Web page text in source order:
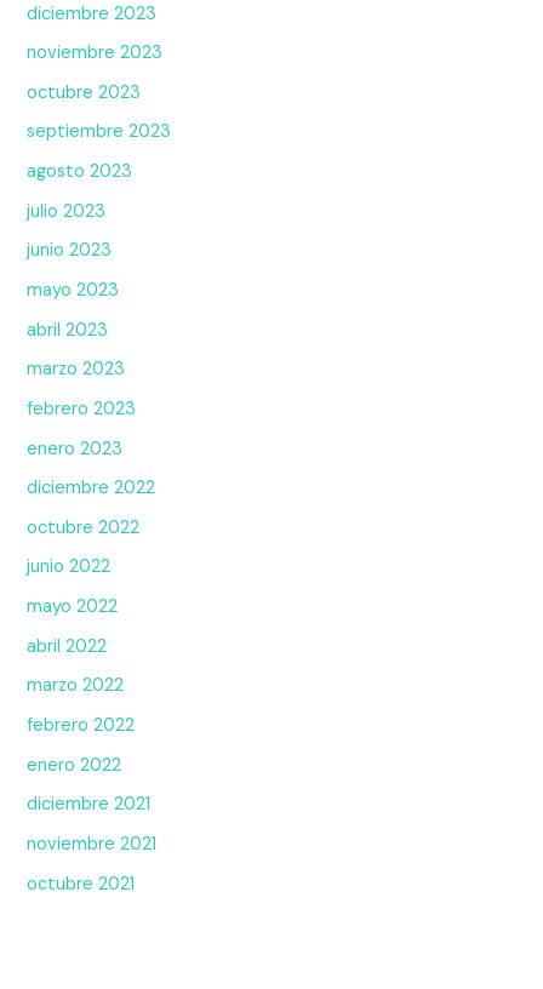
diciembre 2023
noviembre 2023
octubre 2023
septiembre 2023
agosto 2023
julio 2023
junio 2023
mayo 2023
abril 2023
marzo 2023
febrero 2023
enero 2023
diciembre 2022
octubre 2022
junio 2022
mayo 2022
abril 2022
marzo 2022
febrero 2022
enero 2022
diciembre 2021
noviembre 2021
octubre 2021